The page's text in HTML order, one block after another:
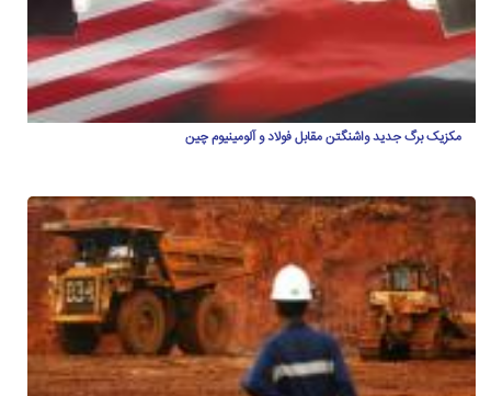
مکزیک برگ جدید واشنگتن مقابل فولاد و آلومینیوم چین